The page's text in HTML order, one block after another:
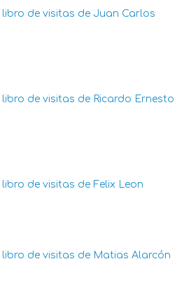
libro de visitas de Juan Carlos
libro de visitas de Ricardo Ernesto
libro de visitas de Felix Leon
libro de visitas de Matias Alarcón